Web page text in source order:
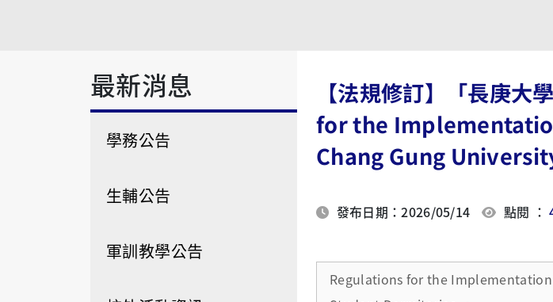
最新消息
學務公告
生輔公告
軍訓教學公告
【法規修訂】「長庚
for the
Chang Gung
發布日期：2026/05/14 點閱 ：
Regulations for the